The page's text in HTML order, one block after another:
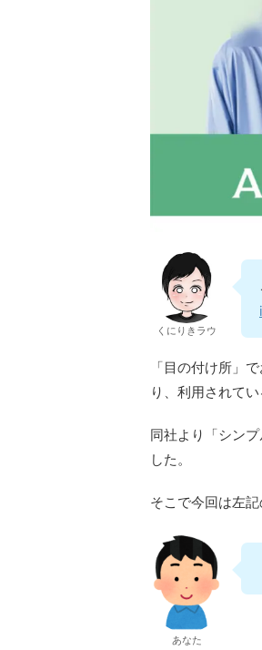
くにりきラウ
i
「目の付け所」
り、利用されて
同社より「シン
した。
そこで今回は左
あなた